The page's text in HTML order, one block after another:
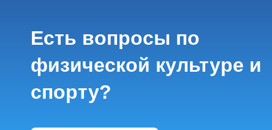
Есть вопросы по
физической культуре и
спорту?